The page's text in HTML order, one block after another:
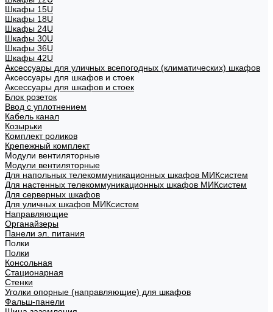
Шкафы 15U
Шкафы 18U
Шкафы 24U
Шкафы 30U
Шкафы 36U
Шкафы 42U
Аксессуары для уличных всепогодных (климатических) шкафов
Аксессуары для шкафов и стоек
Аксессуары для шкафов и стоек
Блок розеток
Ввод с уплотнением
Кабель канал
Козырьки
Комплект роликов
Крепежный комплект
Модули вентиляторные
Модули вентиляторные
Для напольных телекоммуникационных шкафов МИКсистем
Для настенных телекоммуникационных шкафов МИКсистем
Для серверных шкафов
Для уличных шкафов МИКсистем
Направляющие
Органайзеры
Панели эл. питания
Полки
Полки
Консольная
Стационарная
Стенки
Уголки опорные (направляющие) для шкафов
Фальш-панели